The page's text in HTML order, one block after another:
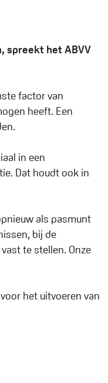
spreekt het ABVV
factor van
heeft. Een
in een
Dat houdt ook in
als pasmunt
bij de
te stellen. Onze
het uitvoeren van